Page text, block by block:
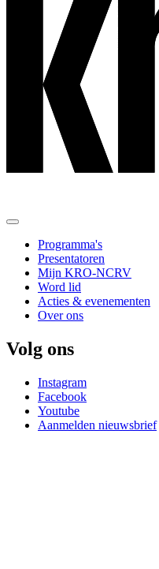
Programma's
Presentatoren
Mijn KRO-NCRV
Word lid
Acties & evenementen
Over ons
Volg ons
Instagram
Facebook
Youtube
Aanmelden nieuwsbrief